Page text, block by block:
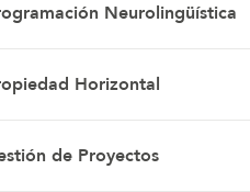
Neurolingüística
Horizontal
de Proyectos